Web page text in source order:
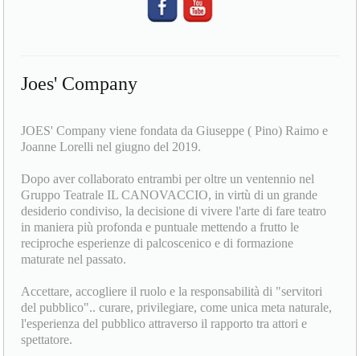
Joes' Company
JOES' Company viene fondata da Giuseppe ( Pino) Raimo e
Joanne Lorelli nel giugno del 2019.
Dopo aver collaborato entrambi per oltre un ventennio nel
Gruppo Teatrale IL CANOVACCIO, in virtù di un grande
desiderio condiviso, la decisione di vivere l'arte di fare teatro
in maniera più profonda e puntuale mettendo a frutto le
reciproche esperienze di palcoscenico e di formazione
maturate nel passato.
Accettare, accogliere il ruolo e la responsabilità di "servitori
del pubblico".. curare, privilegiare, come unica meta naturale,
l'esperienza del pubblico attraverso il rapporto tra attori e
spettatore.